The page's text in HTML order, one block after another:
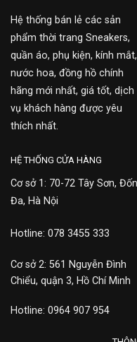
Hệ thống bán lẻ các sản
phẩm thời trang Sneakers,
quần áo, phụ kiện, kính mắt,
nước hoa, đồng hồ chính
hãng mới nhất, giá tốt, dịch
vụ khách hàng được yêu
thích nhất.
HỆ THỐNG CỬA HÀNG
Cơ sở 1: 70-72 Tây Sơn,
Đa, Hà Nội
Hotline: 078 3455 333
Cơ sở 2: 561 Nguyễn Đình
Chiểu, quận 3, Hồ Chí Minh
Hotline: 0964 907 954